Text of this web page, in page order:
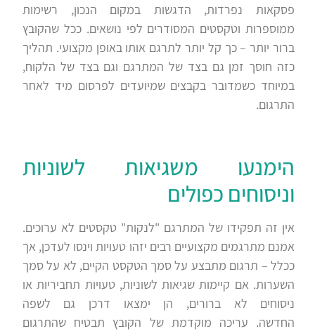
פסקאות נפרדות, הדגשות במקום הנכון, רשימות
ממוספרות וטקסטים המסודרים לפי נושאים. ככל שהקובץ
ברור יותר – כך קל יותר לתרגם אותו באופן מקצועי. תהליך
כזה חוסך זמן גם בצד של המתרגם וגם בצד של הלקוח,
במיוחד כשמדובר בקבצים שמיועדים לפרסום מיד לאחר
התרגום.
הימנעו משגיאות לשוניות
וניסוחים כפולים
אין זה תפקידו של המתרגם "לנקות" טקסטים לא ערוכים.
אמנם מתרגמים מקצועיים רבים יזהו טעויות וינסו לעדכן, אך
ככלל – תרגום מתבצע על סמך הטקסט הקיים, לא על סמך
השערות. אם קיימות שגיאות לשוניות, טעויות תחביריות או
ניסוחים לא ברורים, הן ימצאו דרכן גם לשפה
החדשה. עריכה מוקדמת של הקובץ תבטיח שהתרגום